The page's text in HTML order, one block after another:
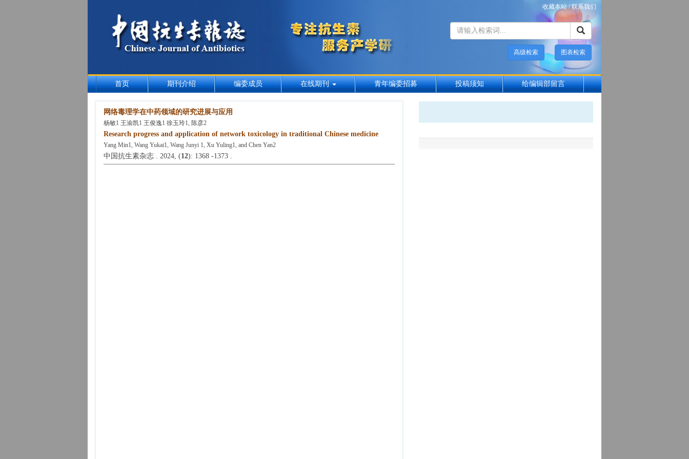
收藏本站/联系我们
图表检索
高级检索
首页 期刊介绍 编委成员 在线期刊 青年编委招募 投稿须知 给编辑部留言
网络毒理学在中药领域的研究进展与应用
杨敏1 王渝凯1 王俊逸1 徐玉玲1, 陈彦2
Research progress and application of network toxicology in traditional Chinese medicine
Yang Min1, Wang Yukai1, Wang Junyi 1, Xu Yuling1, and Chen Yan2
中国抗生素杂志 . 2024, (12): 1368 -1373 .